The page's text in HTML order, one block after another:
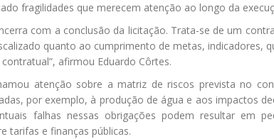
fragilidades que merecem atenção ao longo da
com a conclusão da licitação. Trata-se de um
quanto ao cumprimento de metas, indicadores,
afirmou Eduardo Côrtes.
atenção sobre a matriz de riscos prevista no
por exemplo, à produção de água e aos impactos
falhas nessas obrigações podem resultar em
tarifas e finanças públicas.